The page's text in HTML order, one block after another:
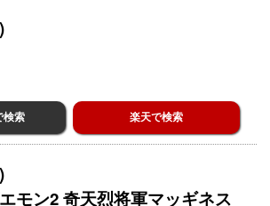
索 楽天で検索
モン2 奇天烈将軍マッギネス